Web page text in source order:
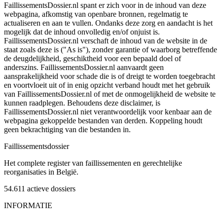
FaillissementsDossier.nl spant er zich voor in de inhoud van deze
webpagina, afkomstig van openbare bronnen, regelmatig te
actualiseren en aan te vullen. Ondanks deze zorg en aandacht is het
mogelijk dat de inhoud onvolledig en/of onjuist is.
FaillissementsDossier.nl verschaft de inhoud van de website in de
staat zoals deze is ("As is"), zonder garantie of waarborg betreffende
de deugdelijkheid, geschiktheid voor een bepaald doel of
anderszins. FaillissementsDossier.nl aanvaardt geen
aansprakelijkheid voor schade die is of dreigt te worden toegebracht
en voortvloeit uit of in enig opzicht verband houdt met het gebruik
van FaillissementsDossier.nl of met de onmogelijkheid de website te
kunnen raadplegen. Behoudens deze disclaimer, is
FaillissementsDossier.nl niet verantwoordelijk voor kenbaar aan de
webpagina gekoppelde bestanden van derden. Koppeling houdt
geen bekrachtiging van die bestanden in.
Faillissementsdossier
Het complete register van faillissementen en gerechtelijke
reorganisaties in België.
54.611 actieve dossiers
INFORMATIE